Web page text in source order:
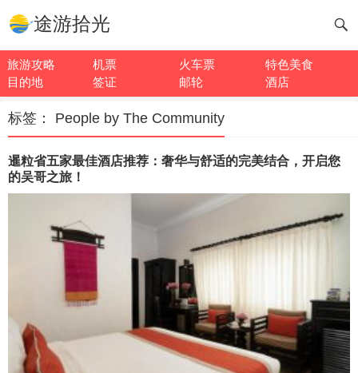
途游拾光
旅游攻略 机票 火车票
特色美食
目的地
签证 邮轮 酒店
标签： People by The Community
暹粒省五家最佳酒店推荐：奢华与舒适的完美结合，开启您
的吴哥之旅！